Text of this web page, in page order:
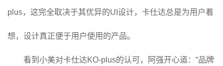
plus，这完全取决于其优异的UI设计，卡仕达总是为用户着
想，设计真正便于用户使用的产品。
看到小美对卡仕达KO-plus的认可，阿强开心道：“品牌